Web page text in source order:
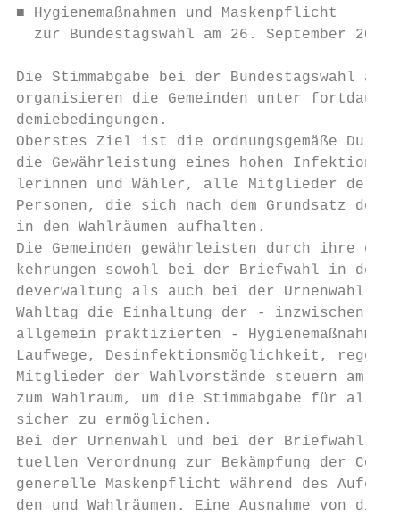
■ Hygienemaßnahmen und
zur Bundestagswahl am 26. September
Die Stimmabgabe bei der
organisieren die Gemeinden unter
demiebedingungen.
Oberstes Ziel ist die ordnungsgemäße
die Gewährleistung eines hohen
lerinnen und Wähler, alle Mitglieder der
Personen, die sich nach dem Grundsatz
in den Wahlräumen aufhalten.
Die Gemeinden gewährleisten durch ihre
kehrungen sowohl bei der Briefwahl in den
deverwaltung als auch bei der Urnenwahl
Wahltag die Einhaltung der - inzwischen
allgemein praktizierten -
Laufwege, Desinfektionsmöglichkeit,
Mitglieder der Wahlvorstände steuern am
zum Wahlraum, um die Stimmabgabe für
sicher zu ermöglichen.
Bei der Urnenwahl und bei der Briefwahl
tuellen Verordnung zur Bekämpfung der
generelle Maskenpflicht während des
den und Wahlräumen. Eine Ausnahme